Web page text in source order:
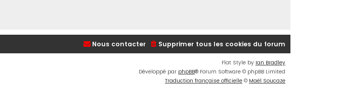
Supprimer tous les cookies du forum
Nous contacter
Flat Style by Ian Bradley
Développé par phpBB® Forum Software © phpBB Limited
Traduction française officielle © Maël Soucaze